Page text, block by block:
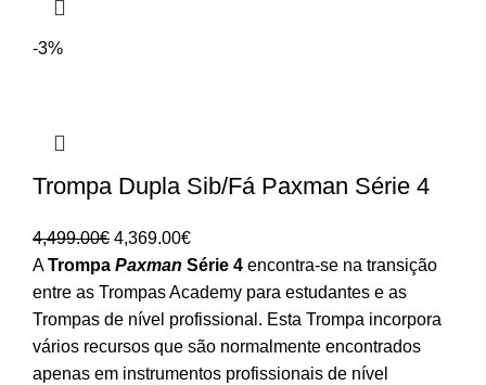
-3%
Trompa Dupla Sib/Fá Paxman Série 4
4,499.00€ O
preço
original
era:
4,499.00€.
4,369.00€O
preço
atual
é:
4,369.00€.
ATrompa Paxman Série 4 encontra-se na transição
entre as Trompas Academy para estudantes e as
Trompas de nível profissional. Esta Trompa incorpora
vários recursos que são normalmente encontrados
apenas em instrumentos profissionais de nível